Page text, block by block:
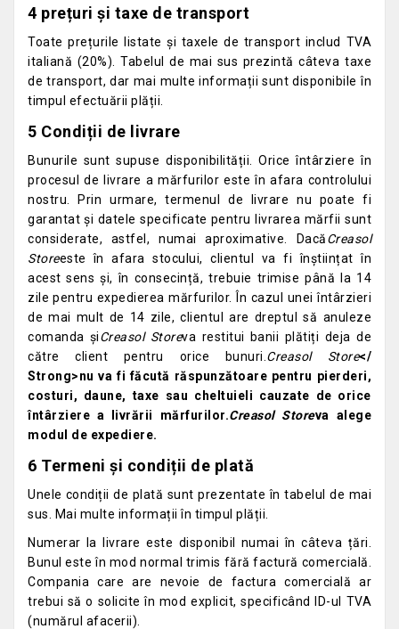
4 prețuri și taxe de transport
Toate prețurile listate și taxele de transport includ TVA
italiană (20%). Tabelul de mai sus prezintă câteva taxe
de transport, dar mai multe informații sunt disponibile în
timpul efectuării plății.
5 Condiții de livrare
Bunurile sunt supuse disponibilității. Orice întârziere în
procesul de livrare a mărfurilor este în afara controlului
nostru. Prin urmare, termenul de livrare nu poate fi
garantat și datele specificate pentru livrarea mărfii sunt
considerate, astfel, numai aproximative. DacăCreasol
Storeeste în afara stocului, clientul va fi înștiințat în
acest sens și, în consecință, trebuie trimise până la 14
zile pentru expedierea mărfurilor. În cazul unei întârzieri
de mai mult de 14 zile, clientul are dreptul să anuleze
comanda șiCreasol Storeva restitui banii plătiți deja de
către client pentru orice bunuri. Creasol Store</
Strong>nu va fi făcută răspunzătoare pentru pierderi,
costuri, daune, taxe sau cheltuieli cauzate de orice
întârziere a livrării mărfurilor.Creasol Storeva alege
modul de expediere.
6 Termeni și condiții de plată
Unele condiții de plată sunt prezentate în tabelul de mai
sus. Mai multe informații în timpul plății.
Numerar la livrare este disponibil numai în câteva țări.
Bunul este în mod normal trimis fără factură comercială.
Compania care are nevoie de factura comercială ar
trebui să o solicite în mod explicit, specificând ID-ul TVA
(numărul afacerii).